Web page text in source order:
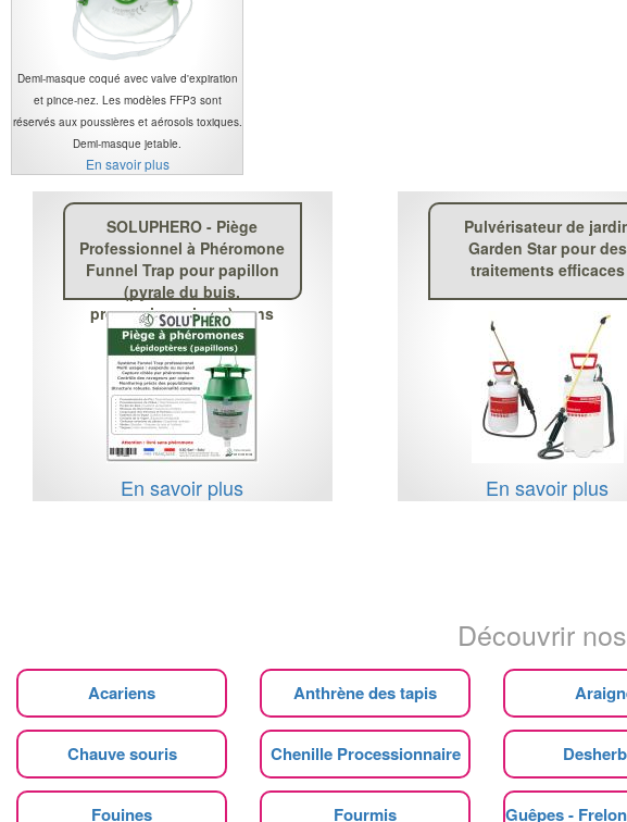
Demi-masque coqué avec valve d'expiration
et pince-nez. Les modèles FFP3 sont
réservés aux poussières et aérosols toxiques.
Demi-masque jetable.
En savoir plus
SOLUPHERO - Piège
Professionnel à Phéromone
Funnel Trap pour papillon
(pyrale du buis,
processionnaire ...) sans
phéromone
En savoir plus
Pulvérisateur de
Garden Star pour des
traitements efficaces
En savoir plus
Découvrir
Acariens Anthrène des tapis
Chauve souris Chenille Processionnaire
Fouines Fourmis Guêpes -